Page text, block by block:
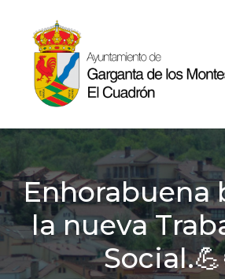
contenido
Enhorabuena
la nueva